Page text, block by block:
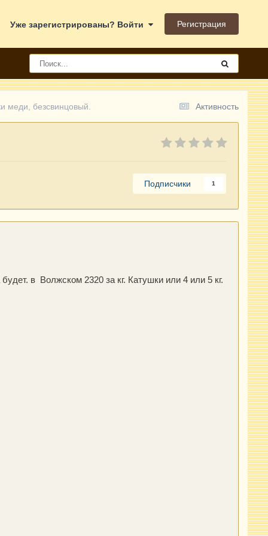
Уже зарегистрированы? Войти Регистрация
Активность
меди, безсвинцовый.
Подписчики 1
в Волжском 2320 за кг. Катушки или 4 или 5 кг.